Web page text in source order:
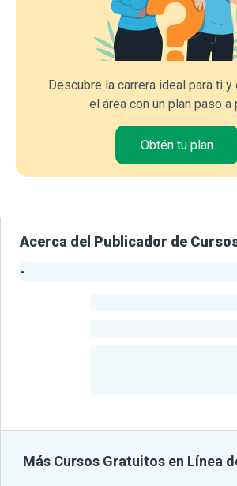
Descubre la carrera ideal para ti y
el área con un plan paso a
Obtén tu plan
Acerca del Publicador de
-
Más Cursos Gratuitos en Línea